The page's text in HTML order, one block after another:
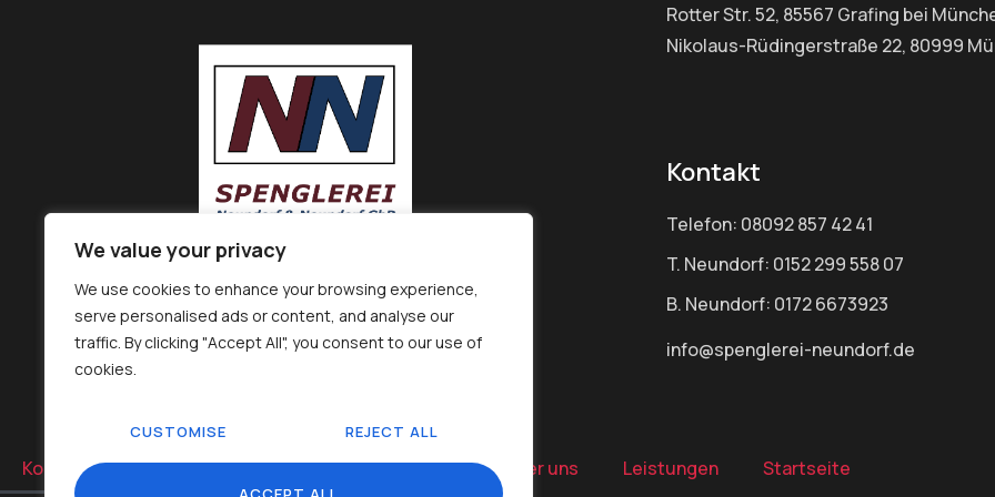
We value your privacy
We use cookies to enhance your browsing experience,
serve personalised ads or content, and analyse our
traffic. By clicking "Accept All", you consent to our use of
cookies.
CUSTOMISE REJECT ALL
Rotter Str. 52, 85567 Grafing bei
Nikolaus-Rüdingerstraße 22, 80999
Kontakt
Telefon: 08092 857 42 41
T. Neundorf: 0152 299 558 07
B. Neundorf: 0172 6673923
info@spenglerei-neundorf.de
Kontakt Impressum Datenschutzerklärung Über uns Leistungen Startseite